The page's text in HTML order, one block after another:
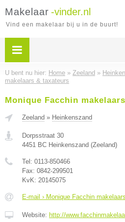
Makelaar -vinder.nl
Vind een makelaar bij u in de buurt!
U bent nu hier: Home » Zeeland »
makelaars & taxateurs
Monique Facchin
Zeeland » Heinkenszand
Dorpsstraat 30
4451 BC Heinkenszand (Zeeland)
Tel: 0113-850466
Fax: 0842-299501
KvK: 20145075
E-mail › Monique Facchin
Website: http://